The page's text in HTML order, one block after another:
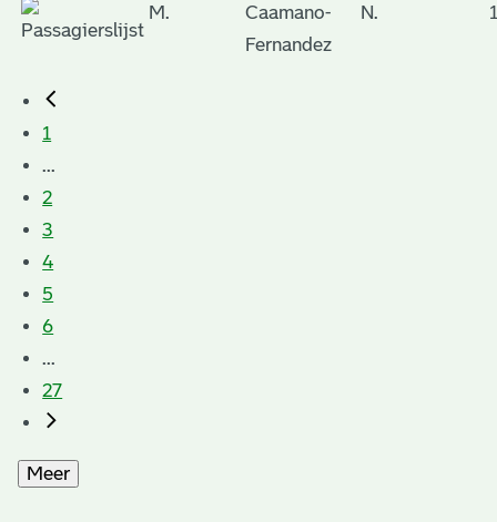
M.
Caamano-
Fernandez
N.
1
...
2
3
4
5
6
...
27
Meer